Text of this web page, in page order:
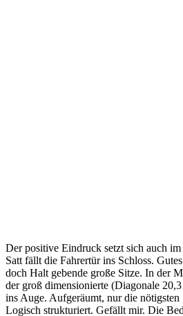
Der positive Eindruck setzt sich auch
Satt fällt die Fahrertür ins Schloss.
doch Halt gebende große Sitze. In der
der groß dimensionierte (Diagonale
ins Auge. Aufgeräumt, nur die nötigsten
Logisch strukturiert. Gefällt mir. Die